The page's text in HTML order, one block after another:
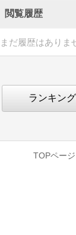
閲覧履歴
まだ履歴はありま
ランキン
TOPページ